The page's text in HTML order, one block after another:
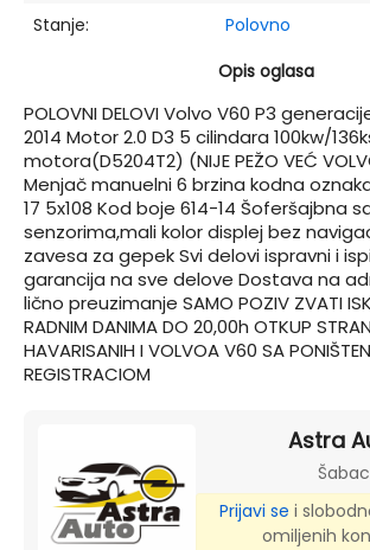
Stanje:
Polovno
Opis oglasa
POLOVNI DELOVI Volvo V60 P3
2014 Motor 2.0 D3 5 cilindara 100kw/
motora(D5204T2) (NIJE PEŽO VEĆ
Menjač manuelni 6 brzina kodna
17 5x108 Kod boje 614-14 Šoferšajbna
senzorima,mali kolor displej bez
zavesa za gepek Svi delovi ispravni i
garancija na sve delove Dostava na
lično preuzimanje SAMO POZIV ZVATI
RADNIM DANIMA DO 20,00h OTKUP
HAVARISANIH I VOLVOA V60 SA
REGISTRACIOM
Astra
Šabac
Prijavi se i
omiljenih